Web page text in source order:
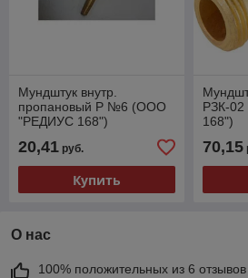
Мундштук внутр.
пропановый Р №6 (ООО
"РЕДИУС 168")
20,41 руб.
Купить
РЗК-
168")
70,15
О нас
100% положительных из 6 отзывов